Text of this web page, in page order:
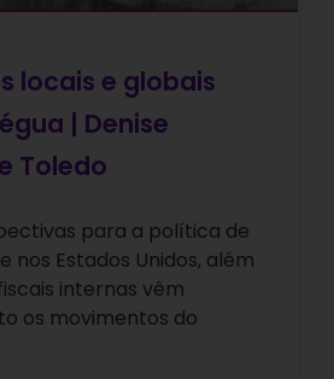
locais e globais
| Denise
Toledo
para a política de
nos Estados Unidos, além
internas vêm
os movimentos do